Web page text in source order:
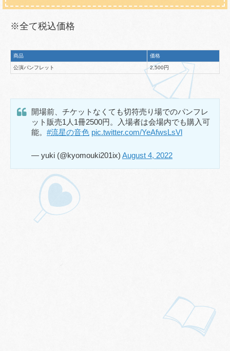
※全て税込価格
商品 価格
公演パンフレット 2,500円
開場前、チケットなくても切符売り場でのパンフレ
ット販売1人1冊2500円。入場者は会場内でも購入可
能。 #流星の音色 pic.twitter.com/YeAfwsLsVl
— yuki (@kyomouki201ix) August 4, 2022